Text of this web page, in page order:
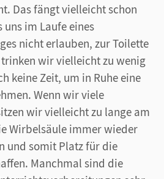
Das fängt vielleicht schon
im Laufe eines
nicht erlauben, zur Toilette
wir vielleicht zu wenig
keine Zeit, um in Ruhe eine
Wenn wir viele
wir vielleicht zu lange am
Wirbelsäule immer wieder
und somit Platz für die
Manchmal sind die